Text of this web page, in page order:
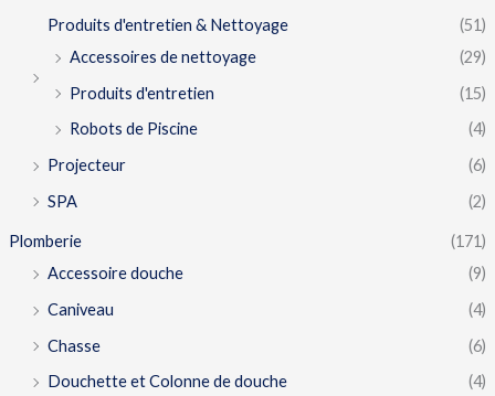
Produits d'entretien & Nettoyage
(51)
Accessoires de nettoyage
(29)
Produits d'entretien
(15)
Robots de Piscine
(4)
Projecteur
(6)
SPA
(2)
Plomberie
(171)
Accessoire douche
(9)
Caniveau
(4)
Chasse
(6)
Douchette et Colonne de douche
(4)